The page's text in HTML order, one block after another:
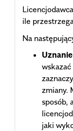
ile
Na
zmiany.
sposób,
jaki